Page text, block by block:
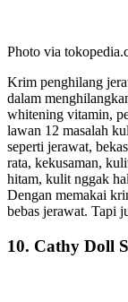
Photo via
Krim penghilang
dalam
whitening vitamin,
lawan 12 masalah
seperti jerawat,
rata, kekusaman,
hitam, kulit nggak
Dengan memakai
bebas jerawat. Tapi
10. Cathy Doll